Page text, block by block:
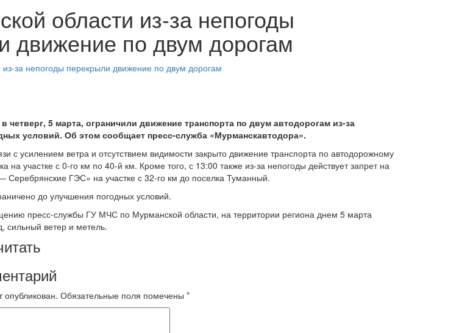
области из-за непогоды
движение по двум дорогам
четверг, 5 марта, ограничили движение транспорта по двум автодорогам из-за
условий. Об этом сообщает пресс-служба «Мурманскавтодора».
с усилением ветра и отсутствием видимости закрыто движение транспорта по автодорожному
на участке с 0-го км по 40-й км. Кроме того, с 13:00 также из-за непогоды действует запрет на
Серебрянские ГЭС» на участке с 32-го км до поселка Туманный.
до улучшения погодных условий.
пресс-службы ГУ МЧС по Мурманской области, на территории региона днем 5 марта
сильный ветер и метель.
Обязательные поля помечены *